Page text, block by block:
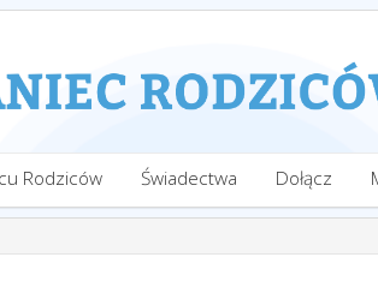
Rodziców Świadectwa Dołącz